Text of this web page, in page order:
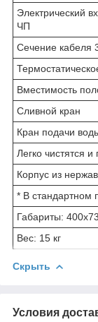
Электрический
ЧП
Сечение кабеля
Вместимость
Сливной кран
Кран подачи
Легко чистятся и
Корпус из
* В стандартном
Габариты:
Вес: 15 кг
Скрыть
Условия